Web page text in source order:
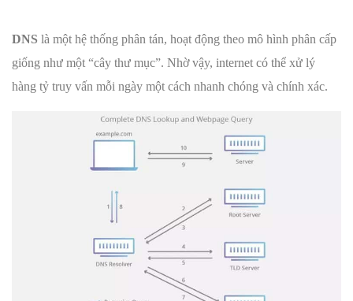
DNS là một hệ thống phân tán, hoạt động theo mô hình phân cấp
giống như một “cây thư mục”. Nhờ vậy, internet có thể xử lý
hàng tỷ truy vấn mỗi ngày một cách nhanh chóng và chính xác.